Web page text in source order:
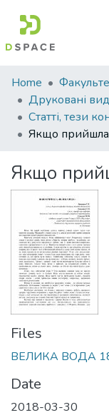
Communities
&
Collections
All of DSpace
Statistics
Home
Якщо
Files
ВЕЛИКА ВОДА
Date
2018-03-30